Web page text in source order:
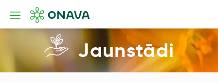
Jaunstādi